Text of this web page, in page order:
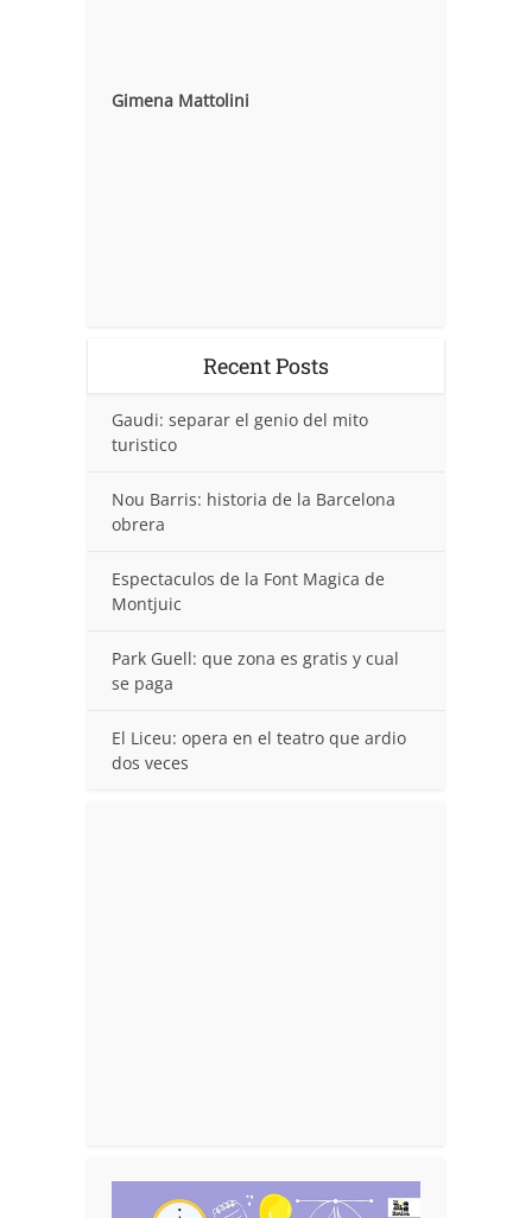
Gimena Mattolini
Recent Posts
Gaudi: separar el genio del mito
turistico
Nou Barris: historia de la Barcelona
obrera
Espectaculos de la Font Magica de
Montjuic
Park Guell: que zona es gratis y cual
se paga
El Liceu: opera en el teatro que ardio
dos veces